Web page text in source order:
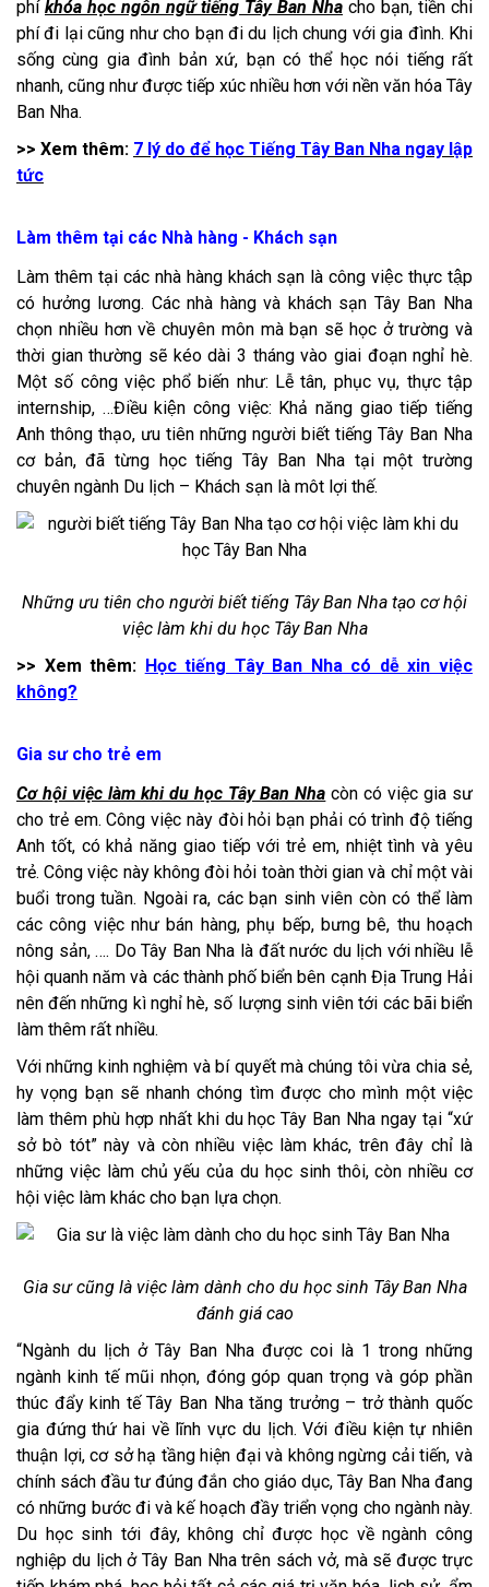
phí khóa học ngôn ngữ tiếng Tây Ban Nha cho bạn, tiền chi
phí đi lại cũng như cho bạn đi du lịch chung với gia đình. Khi
sống cùng gia đình bản xứ, bạn có thể học nói tiếng rất
nhanh, cũng như được tiếp xúc nhiều hơn với nền văn hóa Tây
Ban Nha.
>> Xem thêm: 7 lý do để học Tiếng Tây Ban Nha ngay lập
tức
Làm thêm tại các Nhà hàng - Khách sạn
Làm thêm tại các nhà hàng khách sạn là công việc thực tập
có hưởng lương. Các nhà hàng và khách sạn Tây Ban Nha
chọn nhiều hơn về chuyên môn mà bạn sẽ học ở trường và
thời gian thường sẽ kéo dài 3 tháng vào giai đoạn nghỉ hè.
Một số công việc phổ biến như: Lễ tân, phục vụ, thực tập
internship, …Điều kiện công việc: Khả năng giao tiếp tiếng
Anh thông thạo, ưu tiên những người biết tiếng Tây Ban Nha
cơ bản, đã từng học tiếng Tây Ban Nha tại một trường
chuyên ngành Du lịch – Khách sạn là môt lợi thế.
Những ưu tiên cho người biết tiếng Tây Ban Nha tạo cơ hội
việc làm khi du học Tây Ban Nha
>> Xem thêm: Học tiếng Tây Ban Nha có dễ xin việc
không?
Gia sư cho trẻ em
Cơ hội việc làm khi du học Tây Ban Nha còn có việc gia sư
cho trẻ em. Công việc này đòi hỏi bạn phải có trình độ tiếng
Anh tốt, có khả năng giao tiếp với trẻ em, nhiệt tình và yêu
trẻ. Công việc này không đòi hỏi toàn thời gian và chỉ một vài
buổi trong tuần. Ngoài ra, các bạn sinh viên còn có thể làm
các công việc như bán hàng, phụ bếp, bưng bê, thu hoạch
nông sản, …. Do Tây Ban Nha là đất nước du lịch với nhiều lễ
hội quanh năm và các thành phố biển bên cạnh Địa Trung Hải
nên đến những kì nghỉ hè, số lượng sinh viên tới các bãi biển
làm thêm rất nhiều.
​Với những kinh nghiệm và bí quyết mà chúng tôi vừa chia sẻ,
hy vọng bạn sẽ nhanh chóng tìm được cho mình một việc
làm thêm phù hợp nhất khi du học Tây Ban Nha ngay tại “xứ
sở bò tót” này và còn nhiều việc làm khác, trên đây chỉ là
những việc làm chủ yếu của du học sinh thôi, còn nhiều cơ
hội việc làm khác cho bạn lựa chọn.
Gia sư cũng là việc làm dành cho du học sinh Tây Ban Nha
đánh giá cao
Ngành du lịch ở Tây Ban Nha được coi là 1 trong những
ngành kinh tế mũi nhọn, đóng góp quan trọng và góp phần
thúc đẩy kinh tế Tây Ban Nha tăng trưởng – trở thành quốc
gia đứng thứ hai về lĩnh vực du lịch. Với điều kiện tự nhiên
thuận lợi, cơ sở hạ tầng hiện đại và không ngừng cải tiến, và
chính sách đầu tư đúng đắn cho giáo dục, Tây Ban Nha đang
có những bước đi và kế hoạch đầy triển vọng cho ngành này.
Du học sinh tới đây, không chỉ được học về ngành công
nghiệp du lịch ở Tây Ban Nha trên sách vở, mà sẽ được trực